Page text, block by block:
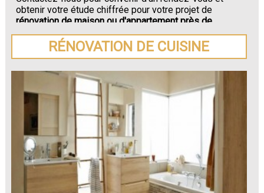
obtenir votre étude chiffrée pour votre projet de
rénovation de maison ou d'appartement près de
Soligny-la-Trappe.
RÉNOVATION DE CUISINE